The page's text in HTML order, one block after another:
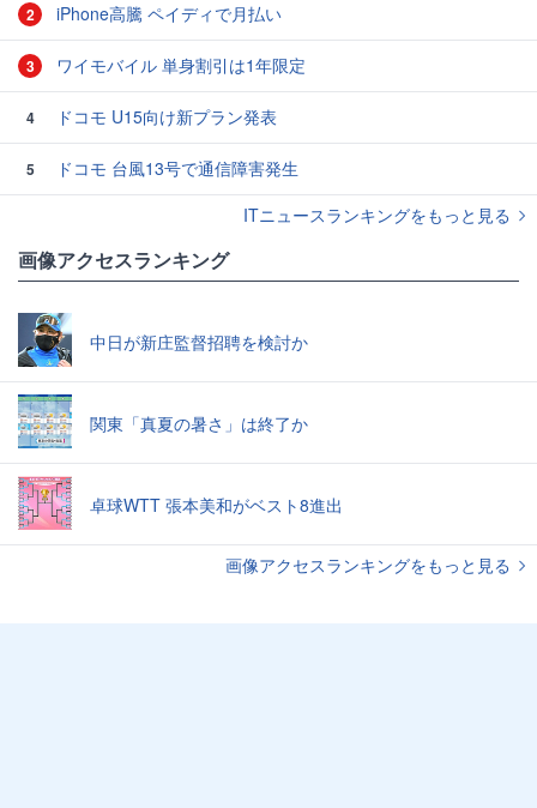
2 iPhone高騰 ペイディで月払い
3 ワイモバイル 単身割引は1年限定
4 ドコモ U15向け新プラン発表
5
ドコモ 台風13号で通信障害発生
ITニュースランキングをもっと見る
画像アクセスランキング
中日が新庄監督招聘を検討か
関東「真夏の暑さ」は終了か
卓球WTT 張本美和がベスト8進出
画像アクセスランキングをもっと見る